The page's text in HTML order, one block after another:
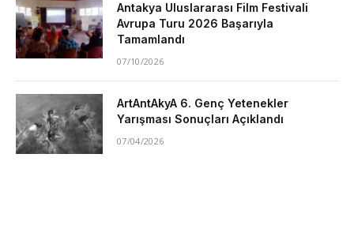
Antakya Uluslararası Film Festivali
Avrupa Turu 2026 Başarıyla
Tamamlandı
07/10/2026
ArtAntAkyA 6. Genç Yetenekler
Yarışması Sonuçları Açıklandı
07/04/2026